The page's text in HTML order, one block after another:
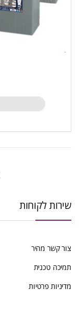
שירות לקוחות
צור קשר מהיר
תמיכה טכנית
מדיניות פרטיות